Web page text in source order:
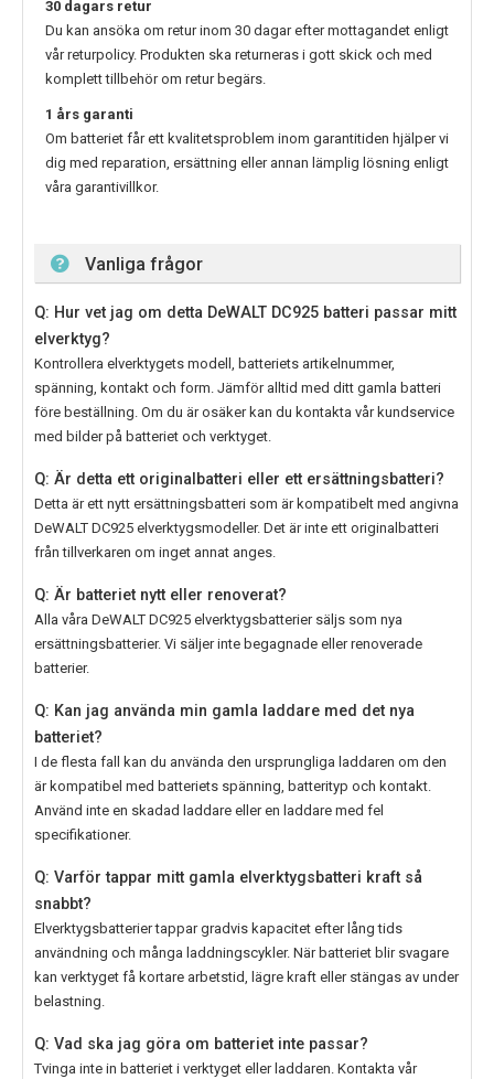
30 dagars retur
Du kan ansöka om retur inom 30 dagar efter mottagandet enligt
vår returpolicy. Produkten ska returneras i gott skick och med
komplett tillbehör om retur begärs.
1 års garanti
Om batteriet får ett kvalitetsproblem inom garantitiden hjälper vi
dig med reparation, ersättning eller annan lämplig lösning enligt
våra garantivillkor.
Vanliga frågor
Q: Hur vet jag om detta DeWALT DC925 batteri passar mitt
elverktyg?
Kontrollera elverktygets modell, batteriets artikelnummer,
spänning, kontakt och form. Jämför alltid med ditt gamla batteri
före beställning. Om du är osäker kan du kontakta vår kundservice
med bilder på batteriet och verktyget.
Q: Är detta ett originalbatteri eller ett ersättningsbatteri?
Detta är ett nytt ersättningsbatteri som är kompatibelt med angivna
DeWALT DC925 elverktygsmodeller. Det är inte ett originalbatteri
från tillverkaren om inget annat anges.
Q: Är batteriet nytt eller renoverat?
Alla våra DeWALT DC925 elverktygsbatterier säljs som nya
ersättningsbatterier. Vi säljer inte begagnade eller renoverade
batterier.
Q: Kan jag använda min gamla laddare med det nya
batteriet?
I de flesta fall kan du använda den ursprungliga laddaren om den
är kompatibel med batteriets spänning, batterityp och kontakt.
Använd inte en skadad laddare eller en laddare med fel
specifikationer.
Q: Varför tappar mitt gamla elverktygsbatteri kraft så
snabbt?
Elverktygsbatterier tappar gradvis kapacitet efter lång tids
användning och många laddningscykler. När batteriet blir svagare
kan verktyget få kortare arbetstid, lägre kraft eller stängas av under
belastning.
Q: Vad ska jag göra om batteriet inte passar?
Tvinga inte in batteriet i verktyget eller laddaren. Kontakta vår